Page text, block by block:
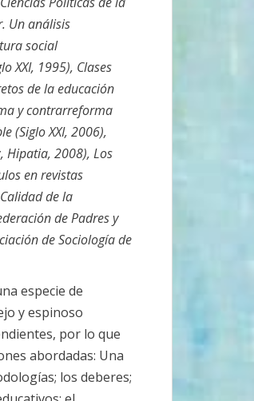
Un análisis
social
XXI, 1995), Clases
de la educación
y contrarreforma
(Siglo XXI, 2006),
Hipatia, 2008), Los
en revistas
de la
de Padres y
de Sociología de
especie de
y espinoso
por lo que
abordadas: Una
los deberes;